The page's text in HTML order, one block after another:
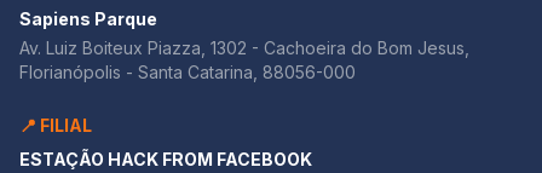
dinâmica tradicional à modernidade. Nesse sentido, a
relutância em evoluir a forma de ensino, assim como
ocorre em “Conto de Escola”, dificulta a
democratização do acesso à educação, tendo em
abrangência. Contudo, observa-se que o EAD pode
representar o retrocesso da aprendizagem, haja vista
Sapiens Parque
Av. Luiz Boiteux Piazza, 1302 - Cachoeira do Bom Jesus,
Florianópolis - Santa Catarina, 88056-000
📍 FILIAL
ESTAÇÃO HACK FROM FACEBOOK